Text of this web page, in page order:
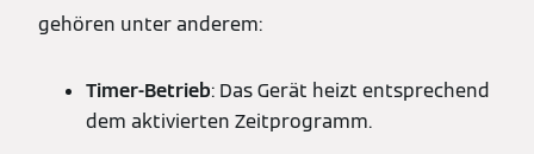
gehören unter anderem:
Timer-Betrieb: Das Gerät heizt entsprechend
dem aktivierten Zeitprogramm.